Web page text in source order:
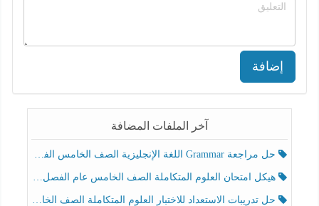
إضافة
آخر الملفات المضافة
حل مراجعة Grammar اللغة الإنجليزية الصف الخامس الفصل الثالث
هيكل امتحان العلوم المتكاملة الصف الخامس عام الفصل الدراسي الثالث 2025-2026
حل تدريبات الاستعداد للاختبار العلوم المتكاملة الصف الخامس عام الفصل الثالث